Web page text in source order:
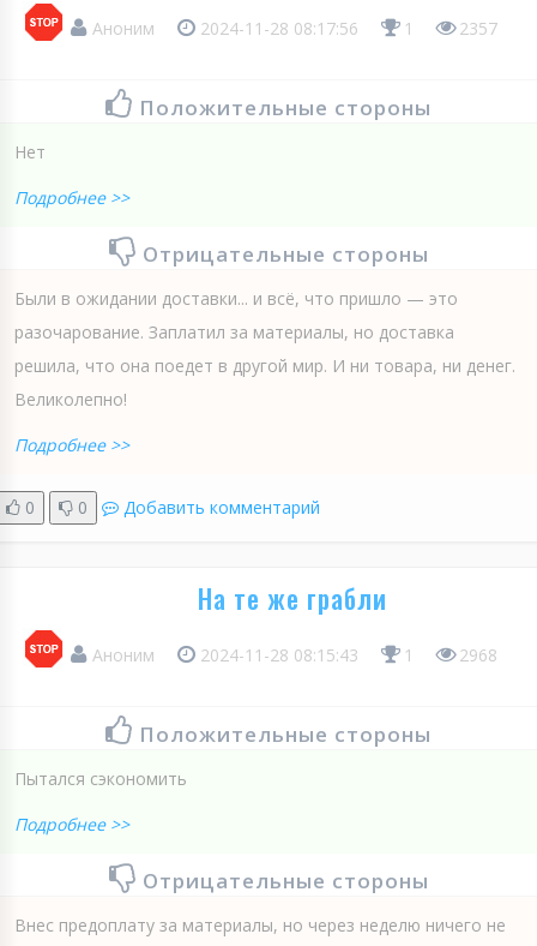
Аноним 2024-11-28 08:17:56 1 2357
Положительные стороны
Нет
Подробнее >>
Отрицательные стороны
Были в ожидании доставки... и всё, что пришло — это
разочарование. Заплатил за материалы, но доставка
решила, что она поедет в другой мир. И ни товара, ни денег.
Великолепно!
Подробнее >>
0 0 Добавить комментарий
На те же грабли
Аноним 2024-11-28 08:15:43 1 2968
Положительные стороны
Пытался сэкономить
Подробнее >>
Отрицательные стороны
Внес предоплату за материалы, но через неделю ничего не